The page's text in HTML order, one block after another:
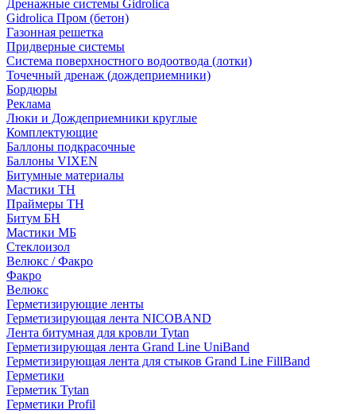
Дренажные системы Gidrolica
Gidrolica Пром (бетон)
Газонная решетка
Придверные системы
Система поверхностного водоотвода (лотки)
Точечный дренаж (дождеприемники)
Бордюры
Рекламa
Люки и Дождеприемники круглые
Комплектующие
Баллоны подкрасочные
Баллоны VIXEN
Битумные материалы
Мастики ТН
Праймеры ТН
Битум БН
Мастики МБ
Стеклоизол
Велюкс / Факро
Факро
Велюкс
Герметизирующие ленты
Герметизирующая лента NICOBAND
Лента битумная для кровли Tytan
Герметизирующая лента Grand Line UniBand
Герметизирующая лента для стыков Grand Line FillBand
Герметики
Герметик Tytan
Герметики Profil